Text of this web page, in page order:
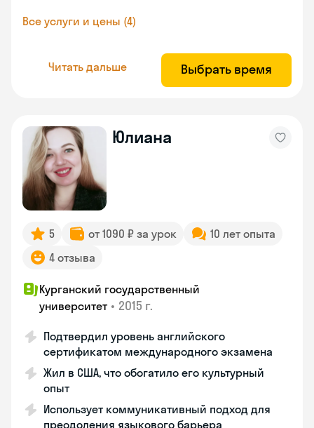
Все услуги и цены (4)
Читать дальше Выбрать время
Юлиана
5 от 1090 ₽ за урок
10 лет опыта
4 отзыва
Курганский государственный
университет • 2015 г.
Подтвердил уровень английского
сертификатом международного экзамена
Жил в США, что обогатило его культурный
опыт
Использует коммуникативный подход для
преодоления языкового барьера